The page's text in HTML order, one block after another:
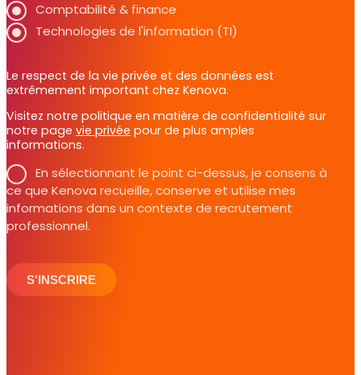
Comptabilité & finance
Technologies de l'information (TI)
Le respect de la vie privée et des données est
extrêmement important chez Kenova.
Visitez notre politique en matière de confidentialité sur
notre page vie privée pour de plus amples
informations.
En sélectionnant le point ci-dessus, je consens à
ce que Kenova recueille, conserve et utilise mes
informations dans un contexte de recrutement
professionnel.
S'INSCRIRE